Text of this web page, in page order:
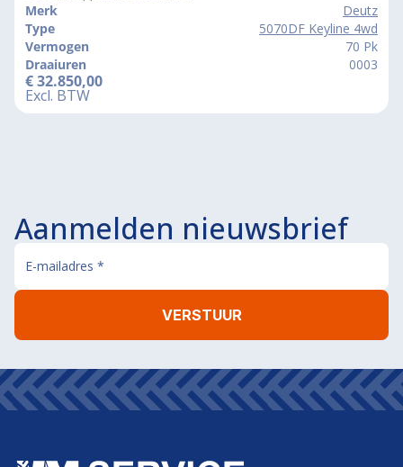
Merk
Deutz
Type
5070DF Keyline 4wd
Vermogen
70 Pk
Draaiuren
0003
€32.850,00
Excl. BTW
Aanmelden nieuwsbrief